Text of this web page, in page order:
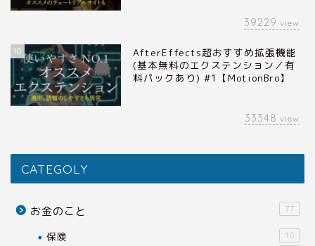
39229 view
10
AfterEffects超おすすめ拡張機能
(基本無料のエクステンション／有
料パックあり) #1【MotionBro】
33348 view
CATEGOLY
お金のこと 77
保険 10